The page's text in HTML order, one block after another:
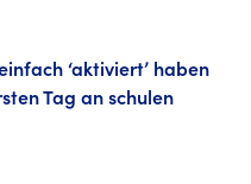
‘aktiviert’ haben
Tag an schulen